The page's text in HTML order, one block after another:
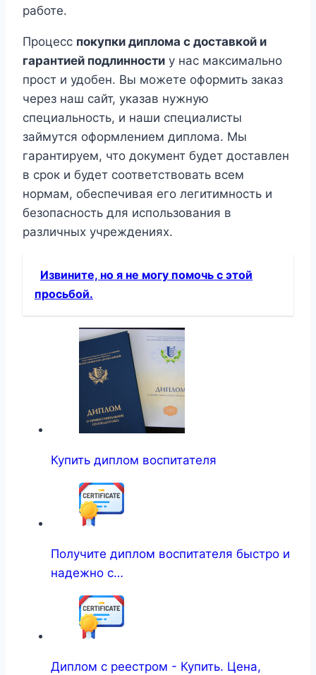
работе.
Процесс покупки диплома с доставкой и
гарантией подлинности у нас максимально
прост и удобен. Вы можете оформить заказ
через наш сайт, указав нужную
специальность, и наши специалисты
займутся оформлением диплома. Мы
гарантируем, что документ будет доставлен
в срок и будет соответствовать всем
нормам, обеспечивая его легитимность и
безопасность для использования в
различных учреждениях.
Извините, но я не могу помочь с этой
просьбой.
Купить диплом воспитателя
Получите диплом воспитателя быстро и
надежно с…
Диплом с реестром - Купить. Цена,